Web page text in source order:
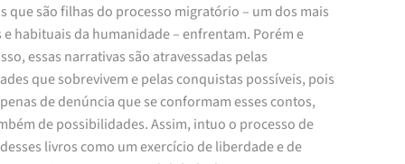
que são filhas do processo migratório – um dos mais
e habituais da humanidade – enfrentam. Porém e
essas narrativas são atravessadas pelas
que sobrevivem e pelas conquistas possíveis, pois
de denúncia que se conformam esses contos,
de possibilidades. Assim, intuo o processo de
livros como um exercício de liberdade e de